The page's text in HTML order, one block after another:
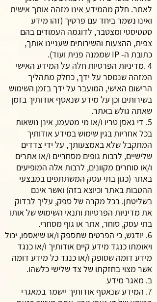
לאתר. חלק מהמידע אינו מזהה אותך אישית
ואינו נשמר ביחד עם פרטיך (זהו מידע
סטטיסטי ומצטבר, לדוגמה העמודים בהם
צפית, ההצעות והשירותים שעניינו אותך,
כתובת ה- IP שממנה פנית ועוד).
4 .מדיניות הפרטיות חלה על המידע האישי
המזהה שנמסר על ידך, כחלק מתהליך
הרישום האישי, המועבר על ידך בזמן השימוש
בשירותים וכן על מידע שנאסף אודותיך בזמן
שאתה גולש באתר.
5. די גאסן טריו ו/או מי מטעמו, אינן נושאות
בכל אחריות בגין שימוש במידע אודותיך
המתקבל שלא באמצעותך, על ידי צדדים
שלישיים, לרבות גופים מסחריים ו/או אתרים
ו/או סוחרים מקוונים, לרבות אלה המופיעים
באתר (כגון בתי עסק המשתתפים במבצעי
ההטבות באתר וכיוצא בזה) ואשר אינם
בשליטתן. בכל מקרה של ספק, עליך לבדוק
את מדיניות הפרטיות ותנאי השימוש של אותו
בתי עסק, סוחר, אתר או גוף מסחרי.
6. יודגש, כי הפרטים שתספק ו/או שיאספו, יכול
ויאומתו כנגד מידע קיים אודותיך ו/או כנגד
מידע דומה שסופק ו/או כנגד כל מידע דומה
אשר מצוי בחזקתו של צד שלישי כלשהו.
ב. מאגר מידע
7. המידע שנאסף אודותיך יישמר במאגרי